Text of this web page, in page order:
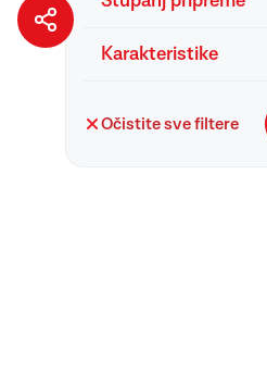
Karakteristike
Očistite sve filtere